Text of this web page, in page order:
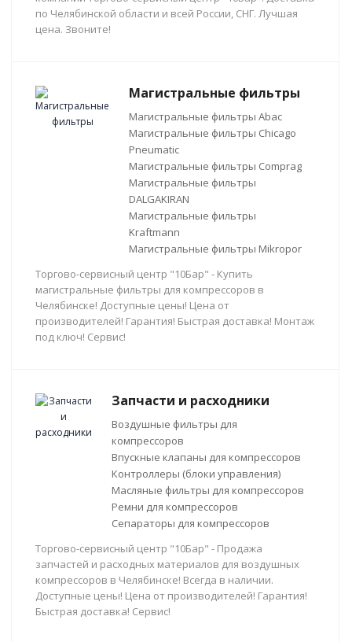
по Челябинской области и всей России, СНГ. Лучшая
цена. Звоните!
Магистральные фильтры
Магистральные фильтры Abac
Магистральные фильтры Chicago
Pneumatic
Магистральные фильтры Comprag
Магистральные фильтры
DALGAKIRAN
Магистральные фильтры
Kraftmann
Магистральные фильтры Mikropor
Торгово-сервисный центр "10Бар" - Купить
магистральные фильтры для компрессоров в
Челябинске! Доступные цены! Цена от
производителей! Гарантия! Быстрая доставка! Монтаж
под ключ! Сервис!
Запчасти и расходники
Воздушные фильтры для
компрессоров
Впускные клапаны для компрессоров
Контроллеры (блоки управления)
Масляные фильтры для компрессоров
Ремни для компрессоров
Сепараторы для компрессоров
Торгово-сервисный центр "10Бар" - Продажа
запчастей и расходных материалов для воздушных
компрессоров в Челябинске! Всегда в наличии.
Доступные цены! Цена от производителей! Гарантия!
Быстрая доставка! Сервис!